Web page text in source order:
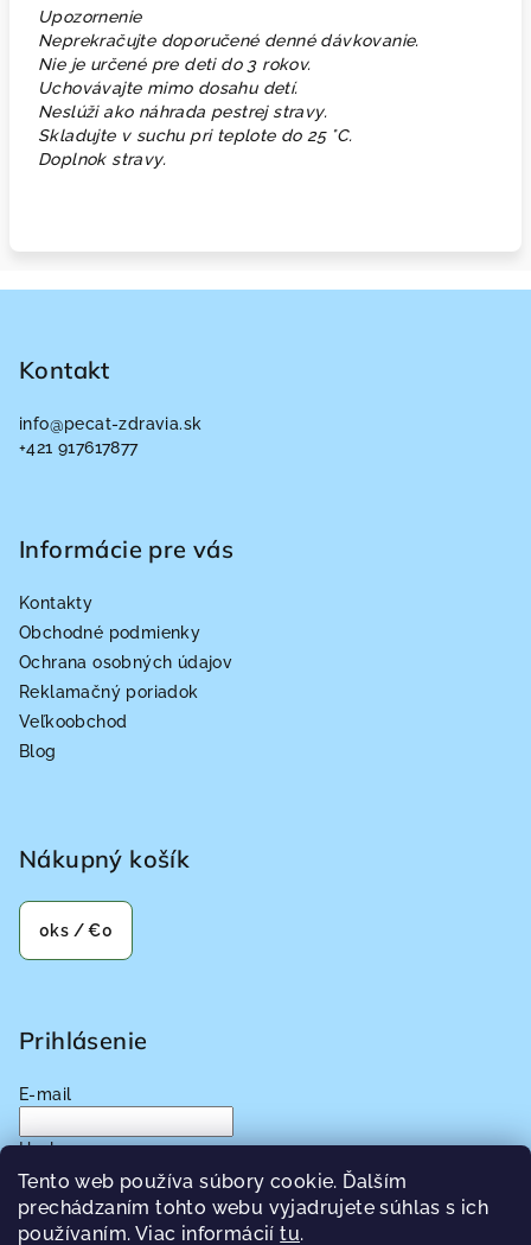
Tento web používa súbory cookie. Ďalším
prechádzaním tohto webu vyjadrujete súhlas s ich
používaním. Viac informáciítu.
Upozornenie
Neprekračujte doporučené denné dávkovanie.
Nie je určené pre deti do 3 rokov.
Uchovávajte mimo dosahu detí.
Neslúži ako náhrada pestrej stravy.
Skladujte v suchu pri teplote do 25 °C.
Doplnok stravy.
Kontakt
info@pecat-zdravia.sk
+421 917617877
Informácie pre vás
Kontakty
Obchodné podmienky
Ochrana osobných údajov
Reklamačný poriadok
Veľkoobchod
Blog
Nákupný košík
0ks /€0
Prihlásenie
E-mail
Heslo